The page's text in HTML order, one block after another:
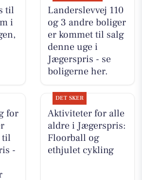
til
i
Landerslevvej 110
og 3 andre boliger
er kommet til salg
denne uge i
Jægerspris - se
boligerne her.
for
til
-
DET SKER
Aktiviteter for alle
aldre i Jægerspris:
Floorball og
ethjulet cykling